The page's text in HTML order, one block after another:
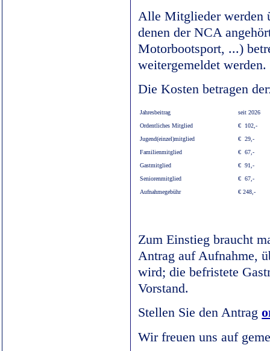
Alle Mitglieder werden
denen der NCA
Motorbootsport, ...)
weitergemeldet werden.
Die Kosten betragen
Jahresbeitrag
seit 2026
Ordentliches Mitglied
€ 102,-
Jugend(einzel)mitglied
€ 29,-
Familienmitglied
€ 67,-
Gastmitglied
€ 91,-
Seniorenmitglied
€ 67,-
Aufnahmegebühr
€ 248,-
Zum Einstieg braucht
Antrag auf Aufnahme,
wird; die befristete
Vorstand.
Stellen Sie den Antrag
Wir freuen uns auf